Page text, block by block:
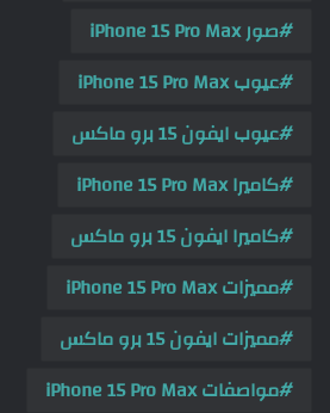
صور iPhone 15 Pro Max
عيوب iPhone 15 Pro Max
عيوب ايفون 15 برو ماكس
كاميرا iPhone 15 Pro Max
كاميرا ايفون 15 برو ماكس
مميزات iPhone 15 Pro Max
مميزات ايفون 15 برو ماكس
مواصفات iPhone 15 Pro Max